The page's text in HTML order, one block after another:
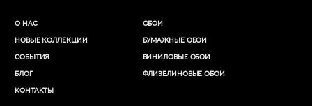
О НАС
НОВЫЕ КОЛЛЕКЦИИ
СОБЫТИЯ
БЛОГ
КОНТАКТЫ
ОБОИ
БУМАЖНЫЕ ОБОИ
ВИНИЛОВЫЕ ОБОИ​
ФЛИЗЕЛИНОВЫЕ ОБОИ